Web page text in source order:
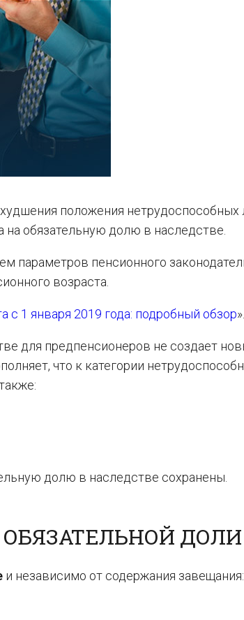
положения нетрудоспособных
на обязательную долю в наследстве.
параметров пенсионного
возраста.
1 января 2019 года: подробный обзор».
для предпенсионеров не создает
что к категории
долю в наследстве сохранены.
ДОЛИ
и независимо от содержания завещания: